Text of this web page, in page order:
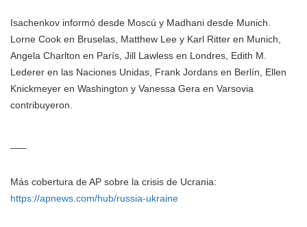
Isachenkov informó desde Moscú y Madhani desde Munich.
Lorne Cook en Bruselas, Matthew Lee y Karl Ritter en Munich,
Angela Charlton en París, Jill Lawless en Londres, Edith M.
Lederer en las Naciones Unidas, Frank Jordans en Berlín, Ellen
Knickmeyer en Washington y Vanessa Gera en Varsovia
contribuyeron.
Más cobertura de AP sobre la crisis de Ucrania:
https://apnews.com/hub/russia-ukraine